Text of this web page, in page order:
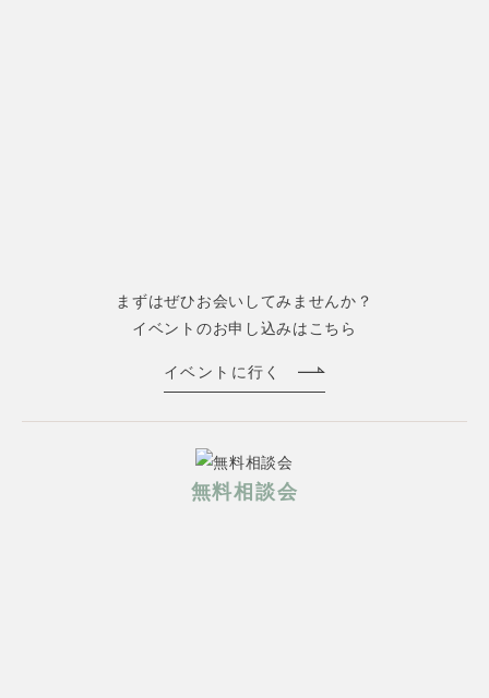
まずはぜひお会いしてみませんか？
イベントのお申し込みはこちら
イベントに行く
無料相談会